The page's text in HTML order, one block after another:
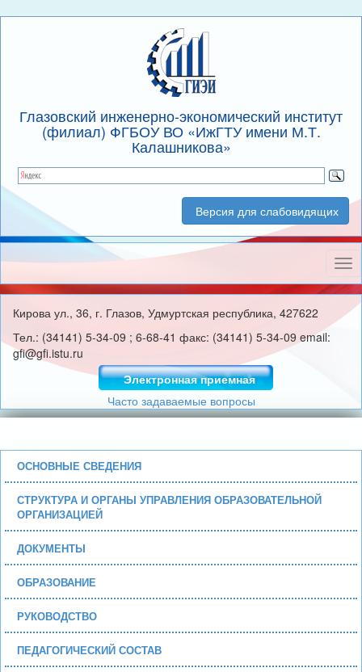
Глазовский инженерно-экономический институт
(филиал) ФГБОУ ВО «ИжГТУ имени М.Т.
Калашникова»
Версия для слабовидящих
Кирова ул., 36, г. Глазов, Удмуртская республика, 427622
Тел.: (34141) 5-34-09 ; 6-68-41 факс: (34141) 5-34-09 email:
gfi@gfi.istu.ru
Электронная приемная
Часто задаваемые вопросы
ОСНОВНЫЕ СВЕДЕНИЯ
СТРУКТУРА И ОРГАНЫ УПРАВЛЕНИЯ ОБРАЗОВАТЕЛЬНОЙ
ОРГАНИЗАЦИЕЙ
ДОКУМЕНТЫ
ОБРАЗОВАНИЕ
РУКОВОДСТВО
ПЕДАГОГИЧЕСКИЙ СОСТАВ